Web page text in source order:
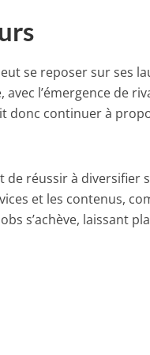
se reposer sur ses
avec l’émergence de
donc continuer à
de réussir à diversifier
et les contenus,
s’achève, laissant